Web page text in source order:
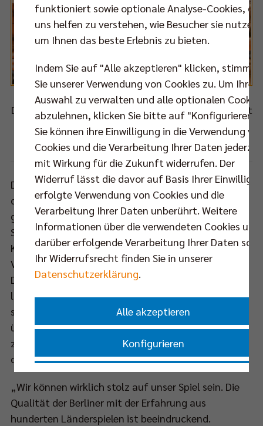
Das Match zwischen Berlin und Herrsching verspricht
auch am Samstag einiges an Spannung.
Foto: Benedikt Pohlus, Herrsching
Die Berliner waren am Dienstag als klarer Favorit in
das Pokalmatch gegen den Bundesliganeuling
gegangen, umso überraschender war der
Spielverlauf: Angetrieben von einer lautstarken
Kulisse gaben die Bayern vom ersten Ballwechsel an
Vollgas, setzten die Hauptstädter gehörig unter
Druck und machten es den Gästen auf diese Weise
lange Zeit schwer, ihren Rhythmus zu finden. Zwar
siegte am Ende die Routine des Deutschen Meisters
über die Unbefangenheit des Aufsteigers, das 3:0
zugunsten der BR Volleys war aber weit weniger
deutlich, als das Ergebnis vermuten lässt.
„Wir können wirklich stolz auf unser Spiel sein. Die
Qualität der Berliner mit der Erfahrung aus
hunderten Länderspielen ist beeindruckend.
funktioniert sowie optionale Analyse-Cookies, die
uns helfen zu verstehen, wie Besucher sie nutzen,
um Ihnen das beste Erlebnis zu bieten.
Indem Sie auf "Alle akzeptieren" klicken, stimmen
Sie unserer Verwendung von Cookies zu. Um Ihre
Auswahl zu verwalten und alle optionalen Cookies
abzulehnen, klicken Sie bitte auf "Konfigurieren".
Sie können ihre Einwilligung in die Verwendung
Cookies und die Verarbeitung Ihrer Daten
mit Wirkung für die Zukunft widerrufen. Der
Widerruf lässt die davor auf Basis Ihrer
erfolgte Verwendung von Cookies und die
Verarbeitung Ihrer Daten unberührt. Weitere
Informationen über die verwendeten Cookies und
darüber erfolgende Verarbeitung Ihrer Daten
Ihr Widerrufsrecht finden Sie in unserer
Datenschutzerklärung
Alle akzeptieren
Konfigurieren
Nur essenzielle Cookies akzeptieren
Impressum Datenschutzerklärung